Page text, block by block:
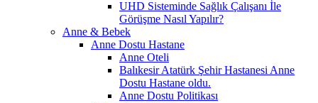
UHD Sisteminde Sağlık Çalışanı İle
Görüşme Nasıl Yapılır?
Anne & Bebek
Anne Dostu Hastane
Anne Oteli
Balıkesir Atatürk Şehir Hastanesi Anne
Dostu Hastane oldu.
Anne Dostu Politikası